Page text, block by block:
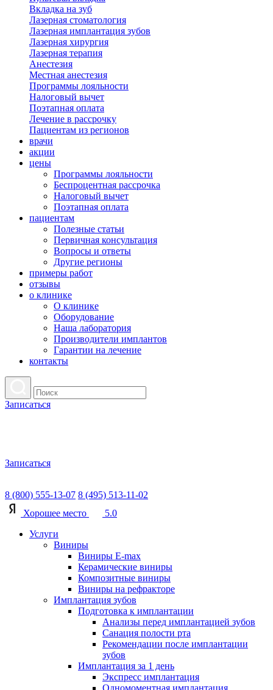
Вкладка на зуб
Лазерная стоматология
Лазерная имплантация зубов
Лазерная хирургия
Лазерная терапия
Анестезия
Местная анестезия
Программы лояльности
Налоговый вычет
Поэтапная оплата
Лечение в рассрочку
Пациентам из регионов
врачи
акции
цены
Программы лояльности
Беспроцентная рассрочка
Налоговый вычет
Поэтапная оплата
пациентам
Полезные статьи
Первичная консультация
Вопросы и ответы
Другие регионы
примеры работ
отзывы
о клинике
О клинике
Оборудование
Наша лаборатория
Производители имплантов
Гарантии на лечение
контакты
Записаться
Записаться
8 (800) 555-13-07 8 (495) 513-11-02
Хорошее место
5.0
Услуги
Виниры
Виниры E-max
Керамические виниры
Композитные виниры
Виниры на рефракторе
Имплантация зубов
Подготовка к имплантации
Анализы перед имплантацией зубов
Санация полости рта
Рекомендации после имплантации
зубов
Имплантация за 1 день
Экспресс имплантация
Одномоментная имплантация